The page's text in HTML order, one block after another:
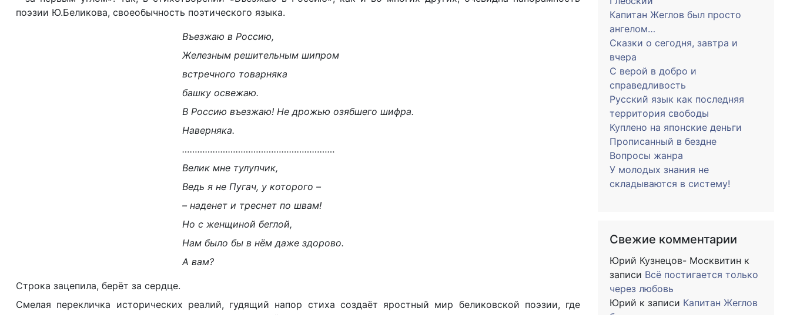
поэзии Ю.Беликова, своеобычность поэтического языка.
Въезжаю в Россию,
Железным решительным шипром
встречного товарняка
башку освежаю.
В Россию въезжаю! Не дрожью озябшего шифра.
Наверняка.
……………………………………………………
Велик мне тулупчик,
Ведь я не Пугач, у которого –
– наденет и треснет по швам!
Но с женщиной беглой,
Нам было бы в нём даже здорово.
А вам?
Строка зацепила, берёт за сердце.
Смелая перекличка исторических реалий, гудящий напор стиха создаёт яростный мир беликовской поэзии, где
Капитан Жеглов был просто
ангелом…
Сказки о сегодня, завтра и
вчера
С верой в добро и
справедливость
Русский язык как последняя
территория свободы
Куплено на японские деньги
Прописанный в бездне
Вопросы жанра
У молодых знания не
складываются в систему!
Свежие комментарии
Юрий Кузнецов- Москвитин к
записи Всё постигается только
через любовь
Юрий к записи Капитан Жеглов